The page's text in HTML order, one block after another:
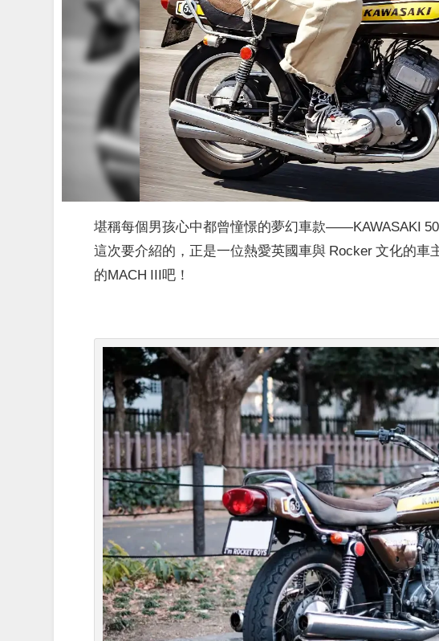
堪稱每個男孩心中都曾憧憬的夢幻車款——KAWASAKI
這次要介紹的，正是一位熱愛英國車與 Rocker 文化的車
的MACH III吧！